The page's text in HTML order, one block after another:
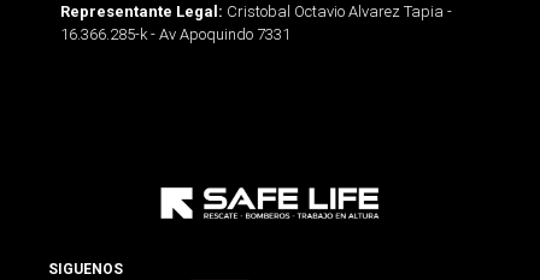
Representante Legal: Cristobal Octavio Alvarez Tapia -
16.366.285-k - Av Apoquindo 7331
SIGUENOS